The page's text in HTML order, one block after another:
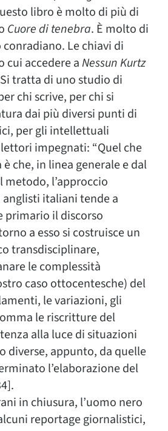
libro è molto di più di
Cuore di tenebra. È molto di
Le chiavi di
cui accedere aNessun Kurtz
tratta di uno studio di
chi scrive, per chi si
dai più diversi punti di
per gli intellettuali
impegnati: “Quel che
che, in linea generale e dal
l’approccio
italiani tende a
primario il discorso
a esso si costruisce un
transdisciplinare,
le complessità
caso ottocentesche) del
le variazioni, gli
le riscritture del
alla luce di situazioni
diverse, appunto, da quelle
l’elaborazione del
in chiusura, l’uomo nero
reportage giornalistici,